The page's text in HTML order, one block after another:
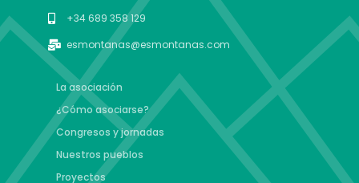
+34 689 358 129
esmontanas@esmontanas.com
La asociación
¿Cómo asociarse?
Congresos y jornadas
Nuestros pueblos
Proyectos